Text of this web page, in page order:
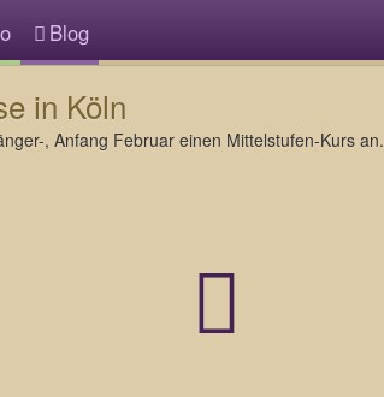
Blog
in Köln
, Anfang Februar einen Mittelstufen-Kurs an.